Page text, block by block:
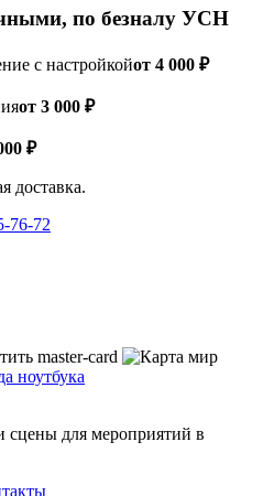
по безналу УСН
с настройкойот 4 000 ₽
от 3 000 ₽
₽
доставка.
76-72
сцены для мероприятий в